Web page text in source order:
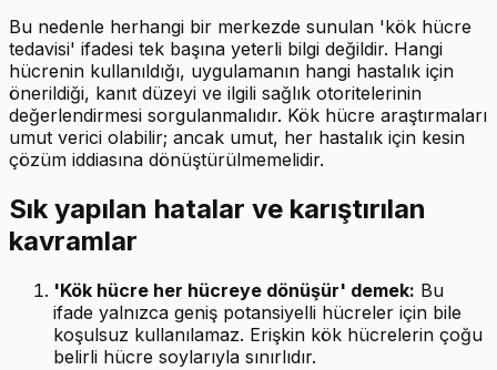
Bu nedenle herhangi bir merkezde sunulan 'kök hücre
tedavisi' ifadesi tek başına yeterli bilgi değildir. Hangi
hücrenin kullanıldığı, uygulamanın hangi hastalık için
önerildiği, kanıt düzeyi ve ilgili sağlık otoritelerinin
değerlendirmesi sorgulanmalıdır. Kök hücre araştırmaları
umut verici olabilir; ancak umut, her hastalık için kesin
çözüm iddiasına dönüştürülmemelidir.
Sık yapılan hatalar ve karıştırılan
kavramlar
'Kök hücre her hücreye dönüşür' demek: Bu
ifade yalnızca geniş potansiyelli hücreler için bile
koşulsuz kullanılamaz. Erişkin kök hücrelerin çoğu
belirli hücre soylarıyla sınırlıdır.